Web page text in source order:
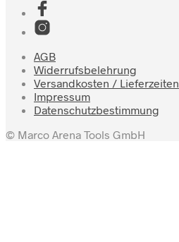
AGB
Widerrufsbelehrung
Versandkosten / Lieferzeiten
Impressum
Datenschutzbestimmung
© Marco Arena Tools GmbH